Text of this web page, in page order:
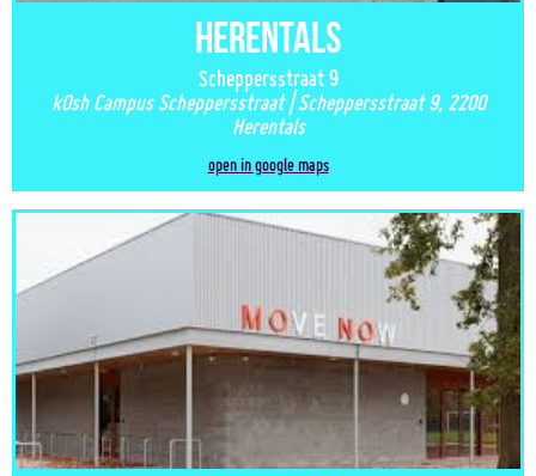
Herentals
Scheppersstraat 9
kOsh Campus Scheppersstraat | Scheppersstraat 9, 2200
Herentals
open in google maps